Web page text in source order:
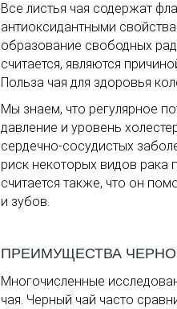
Все листья чая содержат
антиоксидантными
образование свободных
считается, являются
Польза чая для здоровья
Мы знаем, что регулярное
давление и уровень
сердечно-сосудистых
риск некоторых видов рака
считается также, что он
и зубов.
ПРЕИМУЩЕСТВА
Многочисленные
чая. Черный чай часто